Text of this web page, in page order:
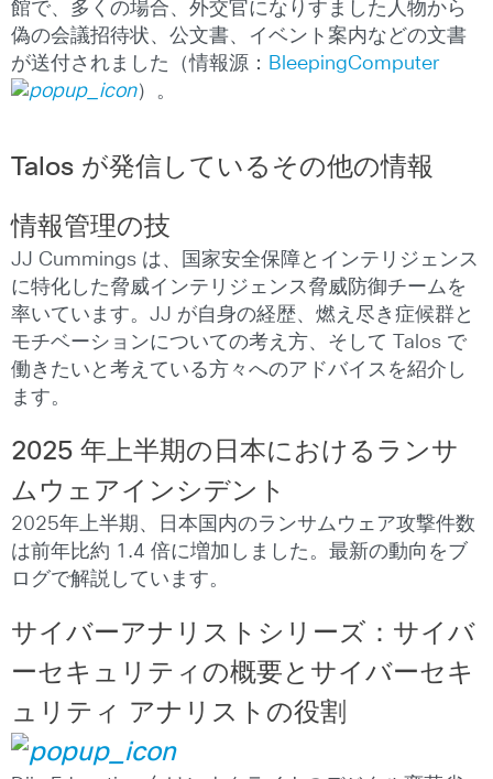
館で、多くの場合、外交官になりすました人物から
偽の会議招待状、公文書、イベント案内などの文書
が送付されました（情報源： BleepingComputer
）。
Talos が発信しているその他の情報
情報管理の技
JJ Cummings は、国家安全保障とインテリジェンス
に特化した脅威インテリジェンス脅威防御チームを
率いています。JJ が自身の経歴、燃え尽き症候群と
モチベーションについての考え方、そして Talos で
働きたいと考えている方々へのアドバイスを紹介し
ます。
2025 年上半期の日本におけるランサ
ムウェアインシデント
2025年上半期、日本国内のランサムウェア攻撃件数
は前年比約 1.4 倍に増加しました。最新の動向をブ
ログで解説しています。
サイバーアナリストシリーズ：サイバ
ーセキュリティの概要とサイバーセキ
ュリティ アナリストの役割